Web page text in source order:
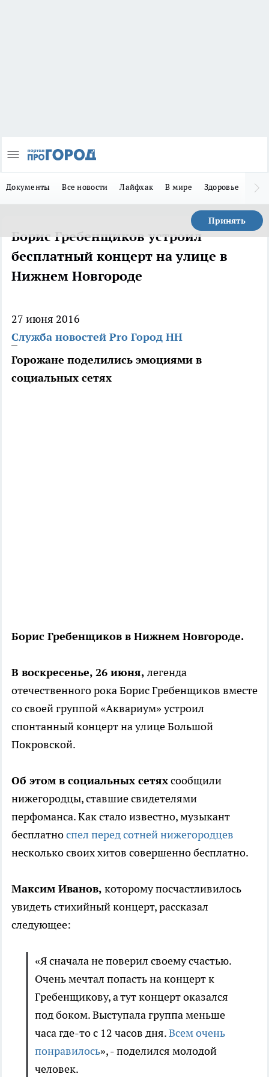
Документы Все новости Лайфхак В мире Здоровье
Принять
Борис Гребенщиков устроил
бесплатный концерт на улице в
Нижнем Новгороде
27 июня 2016
Служба новостей Pro Город НН
Горожане поделились эмоциями в
социальных сетях
Борис Гребенщиков в Нижнем Новгороде.
В воскресенье, 26 июня, легенда
отечественного рока Борис Гребенщиков вместе
со своей группой «Аквариум» устроил
спонтанный концерт на улице Большой
Покровской.
Об этом в социальных сетяхсообщили
нижегородцы, ставшие свидетелями
перфоманса. Как стало известно, музыкант
бесплатноспел перед сотней нижегородцев
несколько своих хитов совершенно бесплатно.
Максим Иванов, которому посчастливилось
увидеть стихийный концерт, рассказал
следующее:
«Я сначала не поверил своему счастью.
Очень мечтал попасть на концерт к
Гребенщикову, а тут концерт оказался
под боком. Выступала группа меньше
часа где-то с 12 часов дня.Всем очень
понравилось», - поделился молодой
человек.